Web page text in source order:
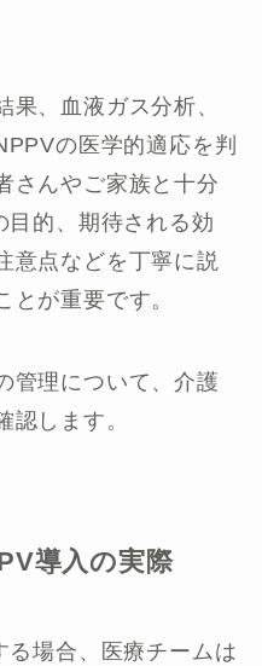
果、血液ガス分析、
の医学的適応を判
さんやご家族と十分
目的、期待される効
意点などを丁寧に説
とが重要です。
管理について、介護
認します。
導入の実際
場合、医療チームは